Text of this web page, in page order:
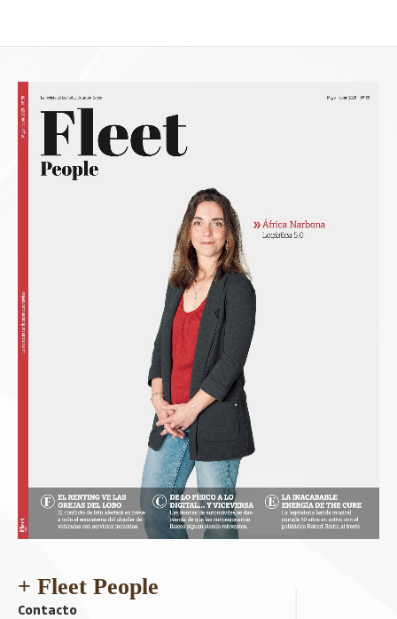
+ Fleet People
Contacto